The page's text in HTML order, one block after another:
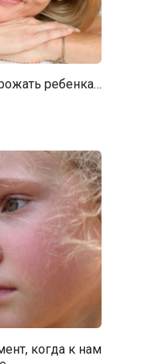
ребенка…
когда к нам